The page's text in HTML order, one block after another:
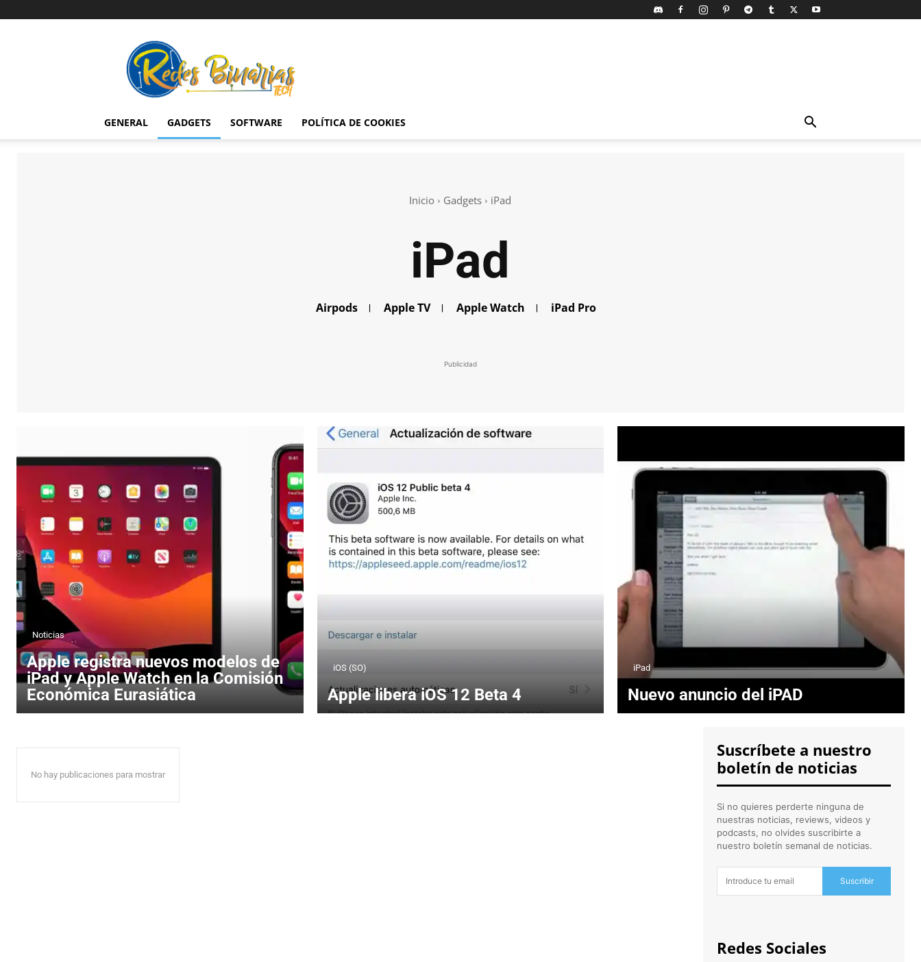
Binarias
Tech
GENERAL GADGETS SOFTWARE POLÍTICA DE COOKIES
Inicio Gadgets iPad
iPad
Airpods Apple TV Apple Watch iPad Pro
Publicidad
Noticias
Apple registra nuevos modelos de
iPad y Apple Watch en la Comisión
Económica Eurasiática
iOS (SO)
Apple libera iOS 12 Beta 4
iPad
Nuevo anuncio del iPAD
No hay publicaciones para mostrar
Suscríbete a nuestro
boletín de noticias
Si no quieres perderte ninguna de
nuestras noticias, reviews, videos y
podcasts, no olvides suscribirte a
nuestro boletín semanal de noticias.
Suscribir
Redes Sociales